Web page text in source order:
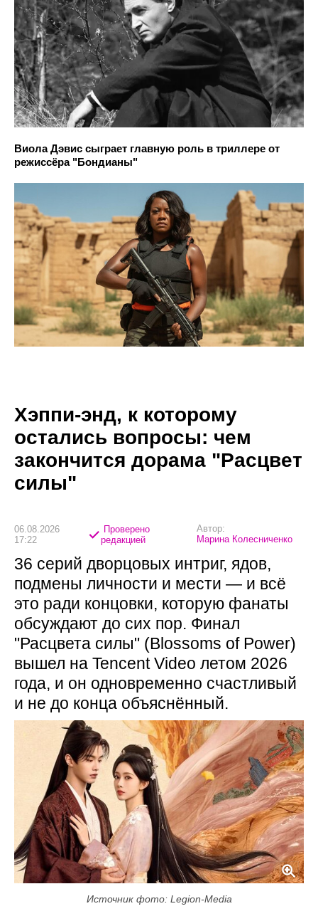
Виола Дэвис сыграет главную роль в триллере от
режиссёра "Бондианы"
Хэппи-энд, к которому
остались вопросы: чем
закончится дорама "Расцвет
силы"
06.08.2026
17:22
Проверено
редакцией
Автор:
Марина Колесниченко
36 серий дворцовых интриг, ядов,
подмены личности и мести — и всё
это ради концовки, которую фанаты
обсуждают до сих пор. Финал
"Расцвета силы" (Blossoms of Power)
вышел на Tencent Video летом 2026
года, и он одновременно счастливый
и не до конца объяснённый.
Источник фото: Legion-Media